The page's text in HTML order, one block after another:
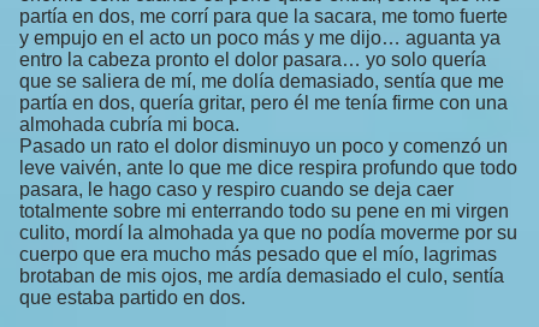
partía en dos, me corrí para que la sacara, me tomo fuerte
y empujo en el acto un poco más y me dijo… aguanta ya
entro la cabeza pronto el dolor pasara… yo solo quería
que se saliera de mí, me dolía demasiado, sentía que me
partía en dos, quería gritar, pero él me tenía firme con una
almohada cubría mi boca.
Pasado un rato el dolor disminuyo un poco y comenzó un
leve vaivén, ante lo que me dice respira profundo que todo
pasara, le hago caso y respiro cuando se deja caer
totalmente sobre mi enterrando todo su pene en mi virgen
culito, mordí la almohada ya que no podía moverme por su
cuerpo que era mucho más pesado que el mío, lagrimas
brotaban de mis ojos, me ardía demasiado el culo, sentía
que estaba partido en dos.